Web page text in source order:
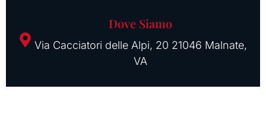
Dove Siamo
Via Cacciatori delle Alpi, 20 21046 Malnate,
VA